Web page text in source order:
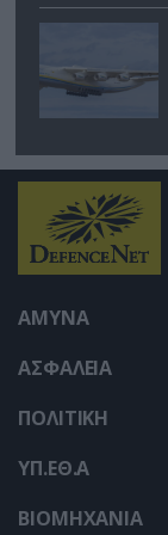
ΑΜΥΝΑ
ΑΣΦΑΛΕΙΑ
ΠΟΛΙΤΙΚΗ
ΥΠ.ΕΘ.Α
ΒΙΟΜΗΧΑΝΙΑ